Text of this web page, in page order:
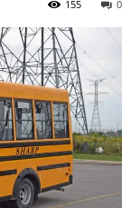
0
155